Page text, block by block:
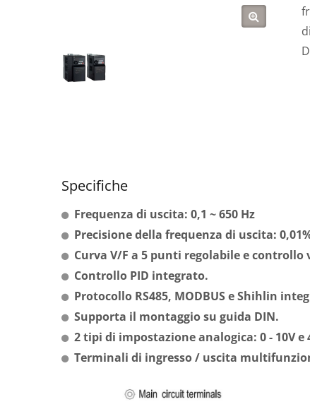
Specifiche
Frequenza di uscita: 0,1 ~ 650 Hz
Precisione della frequenza di uscita:
Curva V/F a 5 punti regolabile e controllo
Controllo PID integrato.
Protocollo RS485, MODBUS e Shihlin
Supporta il montaggio su guida DIN.
2 tipi di impostazione analogica: 0 - 10V e
Terminali di ingresso / uscita
Interruttore Automatico Ad